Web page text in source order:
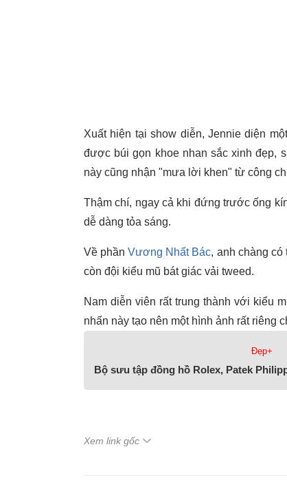
Xuất hiện tại show diễn, Jennie diện
được búi gọn khoe nhan sắc xinh đẹp,
này cũng nhận "mưa lời khen" từ công
Thậm chí, ngay cả khi đứng trước ống
dễ dàng tỏa sáng.
Về phầnVương Nhất Bác, anh chàng có
còn đội kiểu mũ bát giác vải tweed.
Nam diễn viên rất trung thành với kiểu
nhấn này tạo nên một hình ảnh rất riêng
Đẹp+
Bộ sưu tập đồng hồ Rolex, Patek
Xem link gốc